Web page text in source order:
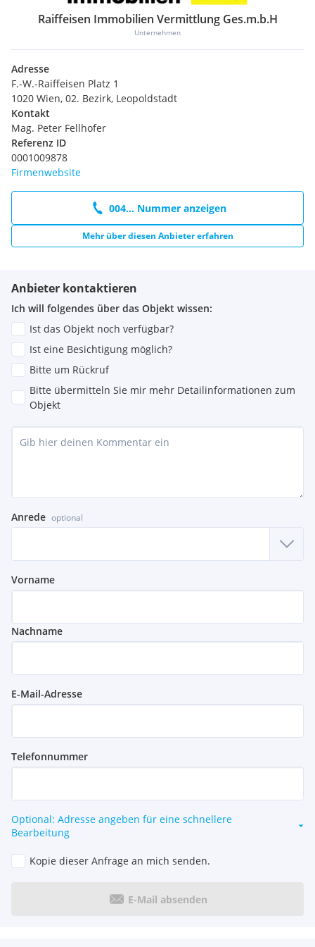
Raiffeisen Immobilien Vermittlung Ges.m.b.H
Unternehmen
Adresse
F.-W.-Raiffeisen Platz 1
1020 Wien, 02. Bezirk, Leopoldstadt
Kontakt
Mag. Peter Fellhofer
Referenz ID
0001009878
Firmenwebsite
004... Nummer anzeigen
Mehr über diesen Anbieter erfahren
Anbieter kontaktieren
Ich will folgendes über das Objekt wissen:
Ist das Objekt noch verfügbar?
Ist eine Besichtigung möglich?
Bitte um Rückruf
Bitte übermitteln Sie mir mehr Detailinformationen zum
Objekt
Anrede optional
Vorname
Nachname
E-Mail-Adresse
Telefonnummer
Optional: Adresse angeben für eine schnellere
Bearbeitung
Kopie dieser Anfrage an mich senden.
E-Mail absenden